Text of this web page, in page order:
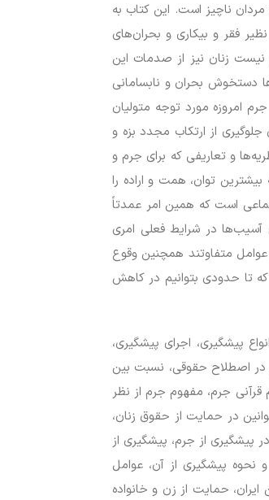
ناچیز است. این کتاب به
فقر و بیکاری و بحران‌های
زنان نیز از صدمات این
دستخوش بحران و نابسامانی
امروزه مورد توجه متولیان
از ارتکاب مجدد بزه و
و تعاریفی که برای جرم و
توان، همت و اراده را
است که همین امر عمدتاً
آسیب‌ها در شرایط فعلی امری
متفاوتند همچنین وقوع
تا حدودی بتوانیم در کاهش
پیشگیری، اجرای پیشگیری،
در اصطلاح حقوقی، نسبت بین
جرم، مفهوم جرم از نظر
در حمایت از حقوق زنان،
از جرم، پیشگیری از
نحوه پیشگیری از آن، عوامل
حمایت از زن و خانواده